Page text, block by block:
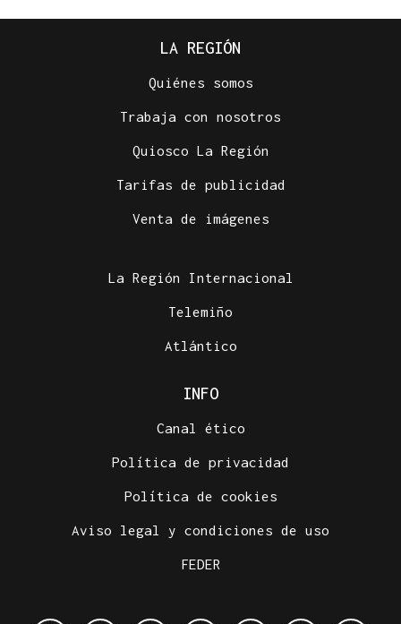
LA REGIÓN
Quiénes somos
Trabaja con nosotros
Quiosco La Región
Tarifas de publicidad
Venta de imágenes
La Región Internacional
Telemiño
Atlántico
INFO
Canal ético
Política de privacidad
Política de cookies
Aviso legal y condiciones de uso
FEDER